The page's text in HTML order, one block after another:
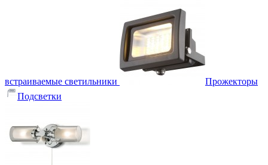
встраиваемые светильники
Прожекторы
Подсветки